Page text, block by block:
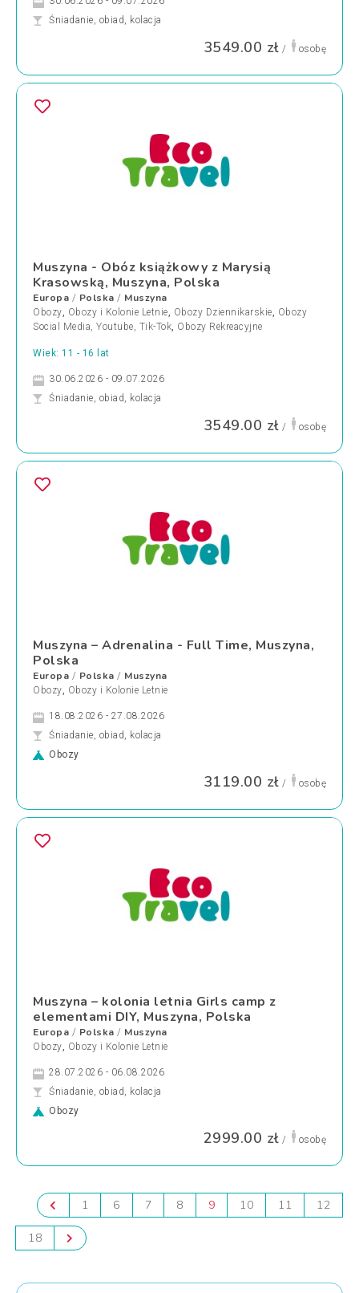
Śniadanie, obiad, kolacja
3549.00 zł / osobę
Muszyna - Obóz książkowy z Marysią
Krasowską, Muszyna, Polska
Europa / Polska / Muszyna
Obozy, Obozy i Kolonie Letnie, Obozy Dziennikarskie, Obozy
Social Media, Youtube, Tik-Tok, Obozy Rekreacyjne
Wiek: 11 - 16 lat
30.06.2026 - 09.07.2026
Śniadanie, obiad, kolacja
3549.00 zł / osobę
Muszyna – Adrenalina - Full Time, Muszyna,
Polska
Europa / Polska / Muszyna
Obozy, Obozy i Kolonie Letnie
18.08.2026 - 27.08.2026
Śniadanie, obiad, kolacja
Obozy
3119.00 zł / osobę
Muszyna – kolonia letnia Girls camp z
elementami DIY, Muszyna, Polska
Europa / Polska / Muszyna
Obozy, Obozy i Kolonie Letnie
28.07.2026 - 06.08.2026
Śniadanie, obiad, kolacja
Obozy
2999.00 zł / osobę
1 6 7 8 9 10 11 12
18